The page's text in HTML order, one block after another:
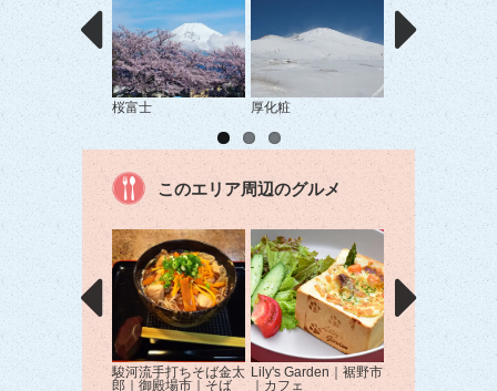
桜富士 厚化粧 天使の羽 生えた
このエリア周辺のグルメ
駿河流手打ちそば金太
郎｜御殿場市｜そば
Lily's Garden｜裾野市
｜カフェ
らZOKU｜御殿場
ラーメン